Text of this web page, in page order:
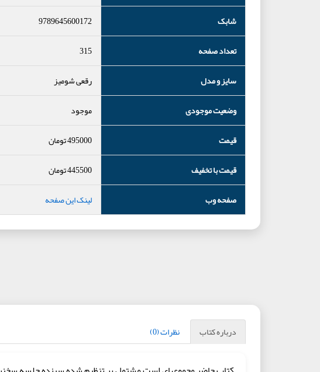
شابک
9789645600172
تعداد صفحه
315
سایز و مدل
رقعی شومیز
وضعیت موجودی
موجود
قیمت
495000تومان
قیمت با تخفیف
445500تومان
صفحه وب
لینک این صفحه
درباره کتاب نظرات (0)